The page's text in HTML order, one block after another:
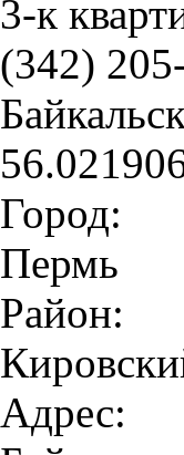
3-к
(342)
Город:
Пермь
Район:
Адрес: